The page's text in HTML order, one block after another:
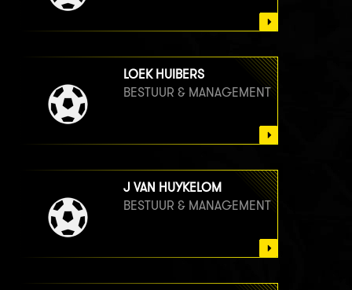
LOEK HUIBERS
BESTUUR & MANAGEMENT
J VAN HUYKELOM
BESTUUR & MANAGEMENT